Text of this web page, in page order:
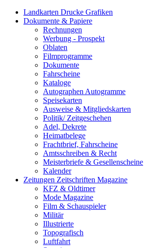
Landkarten Drucke Grafiken
Dokumente & Papiere
Rechnungen
Werbung - Prospekt
Oblaten
Filmprogramme
Dokumente
Fahrscheine
Kataloge
Autographen Autogramme
Speisekarten
Ausweise & Mitgliedskarten
Politik/ Zeitgeschehen
Adel, Dekrete
Heimatbelege
Frachtbrief, Fahrscheine
Amtsschreiben & Recht
Meisterbriefe & Gesellenscheine
Kalender
Zeitungen Zeitschriften Magazine
KFZ & Oldtimer
Mode Magazine
Film & Schauspieler
Militär
Illustrierte
Topografisch
Luftfahrt